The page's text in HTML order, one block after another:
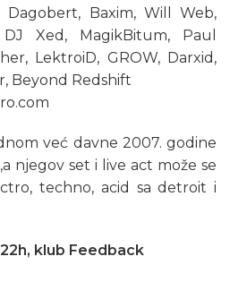
Dagobert, Baxim, Will Web,
Xed, MagikBitum, Paul
LektroiD, GROW, Darxid,
Beyond Redshift
već davne 2007. godine
njegov set i live act može se
techno, acid sa detroit i
klub Feedback